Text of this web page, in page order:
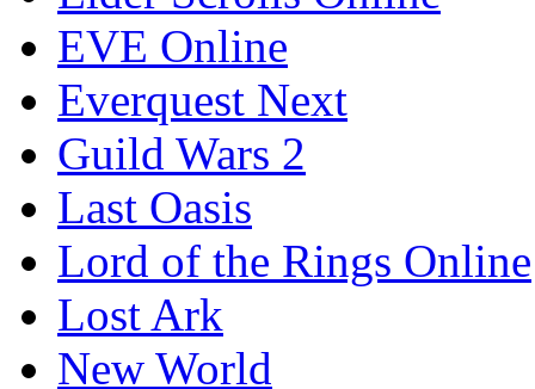
EVE Online
Everquest Next
Guild Wars 2
Last Oasis
Lord of the Rings Online
Lost Ark
New World